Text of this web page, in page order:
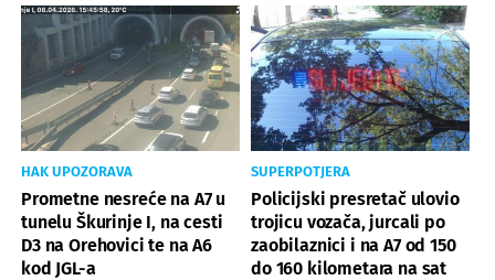
HAK UPOZORAVA
Prometne nesreće na A7 u
tunelu Škurinje I, na cesti
D3 na Orehovici te na A6
kod JGL-a
SUPERPOTJERA
Policijski presretač ulovio
trojicu vozača, jurcali po
zaobilaznici i na A7 od 150
do 160 kilometara na sat